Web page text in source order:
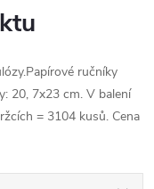
ručníky
20, 7x23 cm. V balení
= 3104 kusů. Cena